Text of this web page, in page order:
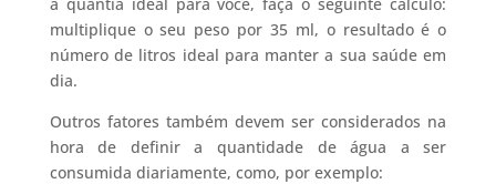
multiplique o seu peso por 35 ml, o resultado é o
número de litros ideal para manter a sua saúde em
dia.
Outros fatores também devem ser considerados na
hora de definir a quantidade de água a ser
consumida diariamente, como, por exemplo: